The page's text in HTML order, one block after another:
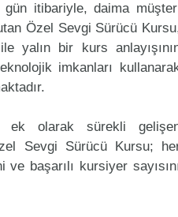
gün itibariyle, daima
Özel Sevgi Sürücü
yalın bir kurs
imkanları
ek olarak sürekli
Sevgi Sürücü Kursu;
başarılı kursiyer